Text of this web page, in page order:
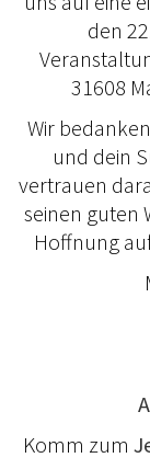
den
31608
Wir
und dein
vertrauen
seinen guten
Hoffnung
Komm zum